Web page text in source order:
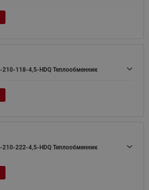
210-118-4,5-HDQ Теплообменник
210-222-4,5-HDQ Теплообменник